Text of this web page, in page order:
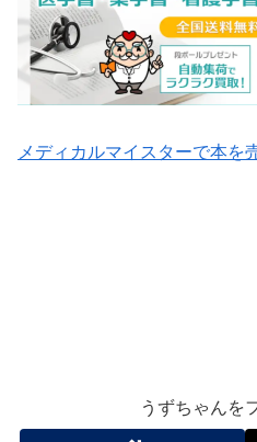
メディカルマイスターで本を
うずちゃんを